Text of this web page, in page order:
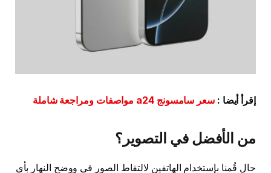
إقرأ أيضا : سعر سامسونج a24 مواصفات ومراجعة شاملة
من الأفضل في التصوير؟
حال قُمنا بإستخدام الهاتفين لالتقاط الصور في ووضح النهار بأي